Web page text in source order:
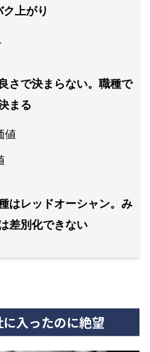
上がり
さで決まらない。職種で
まる
値
はレッドオーシャン。み
差別化できない
入ったのに絶望